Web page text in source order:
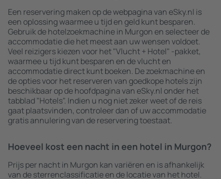
Een reservering maken op de webpagina van eSky.nl is
een oplossing waarmee u tijd en geld kunt besparen.
Gebruik de hotelzoekmachine in Murgon en selecteer de
accommodatie die het meest aan uw wensen voldoet.
Veel reizigers kiezen voor het "Vlucht + Hotel" -pakket,
waarmee u tijd kunt besparen en de vlucht en
accommodatie direct kunt boeken. De zoekmachine en
de opties voor het reserveren van goedkope hotels zijn
beschikbaar op de hoofdpagina van eSky.nl onder het
tabblad "Hotels". Indien u nog niet zeker weet of de reis
gaat plaatsvinden, controleer dan of uw accommodatie
gratis annulering van de reservering toestaat.
Hoeveel kost een nacht in een hotel in Murgon?
Prijs per nacht in Murgon kan variëren en is afhankelijk
van de sterrenclassificatie en de locatie van het hotel.